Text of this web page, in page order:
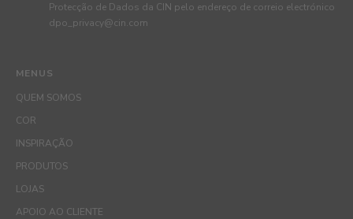
MENUS
QUEM SOMOS
COR
INSPIRAÇÃO
PRODUTOS
LOJAS
APOIO AO CLIENTE
Protecção de Dados da CIN pelo endereço de correio electrónico
dpo_privacy@cin.com